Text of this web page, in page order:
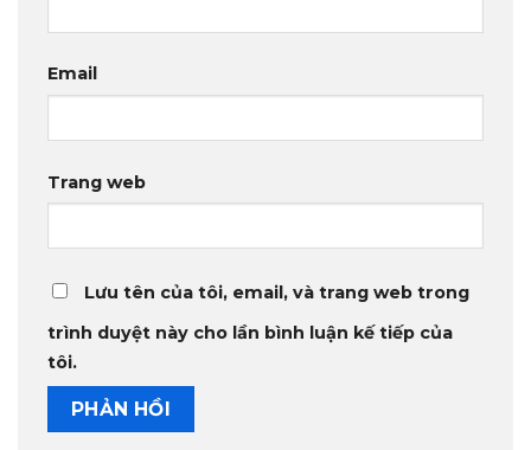
Email
Trang web
Lưu tên của tôi, email, và trang web trong
trình duyệt này cho lần bình luận kế tiếp của
tôi.